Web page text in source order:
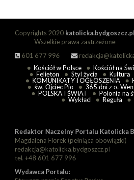
Copyrights 2020 katolicka.bydgoszcz.pl
Wszelkie prawa zastrzeżone
601 677 996
Kościół w Polsce Kościół na
Felieton
Styl życia Kultura
KOMUNIKATY I OGŁOSZENIA
św. Ojciec Pio
365 dni z o.
POLSKA I ŚWIAT
Polonia na
Wykład
Reguła
Redaktor Naczelny Portalu Katolicka
Magdalena Florek (pełniąca obowiązki)
redakcja@katolicka.bydgoszcz.pl
tel. +48 601 677 996
Wydawca Portalu: